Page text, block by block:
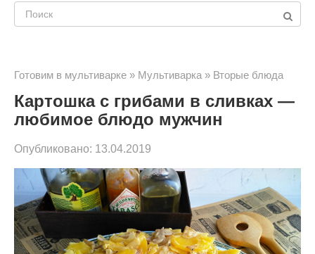
Поиск:
Готовим в мультиварке » Мультиварка » Вторые блюда
Картошка с грибами в сливках —
любимое блюдо мужчин
Опубликовано: 13.04.2019